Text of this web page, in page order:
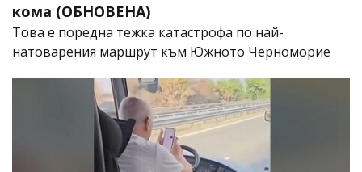
кома (ОБНОВЕНА)
Това е поредна тежка катастрофа по най-
натоварения маршрут към Южното Черноморие